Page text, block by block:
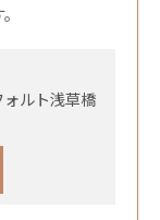
ルト浅草橋